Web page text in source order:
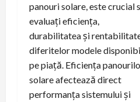
panouri solare, este crucial
evaluați eficiența,
durabilitatea și
diferitelor modele
pe piață. Eficiența
solare afectează direct
performanța sistemului și